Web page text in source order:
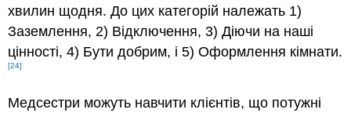
хвилин щодня. До цих категорій належать 1)
Заземлення, 2) Відключення, 3) Діючи на наші
цінності, 4) Бути добрим, і 5) Оформлення кімнати.
[24]
Медсестри можуть навчити клієнтів, що потужні